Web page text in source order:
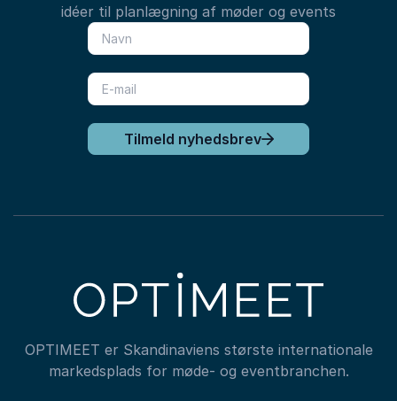
idéer til planlægning af møder og events
Tilmeld nyhedsbrev
OPTIMEET er Skandinaviens største internationale
markedsplads for møde- og eventbranchen.